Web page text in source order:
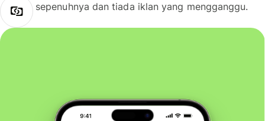
sepenuhnya dan tiada iklan yang mengganggu.